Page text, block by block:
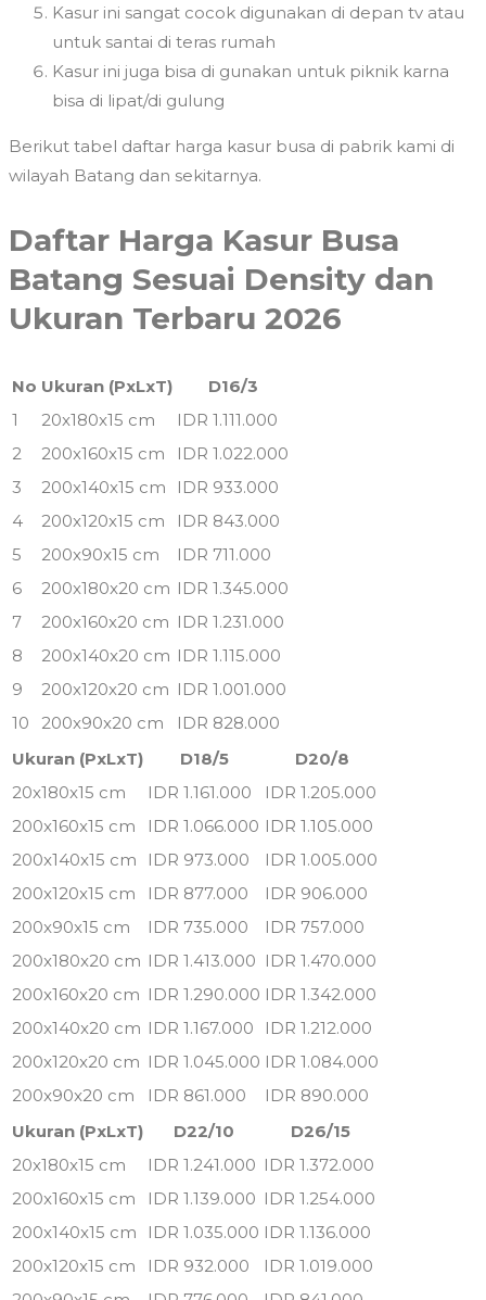
Kasur ini sangat cocok digunakan di depan tv atau
untuk santai di teras rumah
Kasur ini juga bisa di gunakan untuk piknik karna
bisa di lipat/di gulung
Berikut tabel daftar harga kasur busa di pabrik kami di
wilayah Batang dan sekitarnya.
Daftar Harga Kasur Busa
Batang Sesuai Density dan
Ukuran Terbaru 2026
No Ukuran (PxLxT)
D16/3
1
20x180x15 cm
IDR 1.111.000
2
200x160x15 cm
IDR 1.022.000
3
200x140x15 cm
IDR 933.000
4
200x120x15 cm
IDR 843.000
5
200x90x15 cm
IDR 711.000
6
200x180x20 cm IDR 1.345.000
7
200x160x20 cm IDR 1.231.000
8
200x140x20 cm IDR 1.115.000
9
200x120x20 cm IDR 1.001.000
10
200x90x20 cm
IDR 828.000
Ukuran (PxLxT)
D18/5
D20/8
20x180x15 cm
IDR 1.161.000
IDR 1.205.000
200x160x15 cm
IDR 1.066.000 IDR 1.105.000
200x140x15 cm
IDR 973.000
IDR 1.005.000
200x120x15 cm
IDR 877.000
IDR 906.000
200x90x15 cm
IDR 735.000
IDR 757.000
200x180x20 cm IDR 1.413.000 IDR 1.470.000
200x160x20 cm IDR 1.290.000 IDR 1.342.000
200x140x20 cm IDR 1.167.000
IDR 1.212.000
200x120x20 cm IDR 1.045.000 IDR 1.084.000
200x90x20 cm
IDR 861.000
IDR 890.000
Ukuran (PxLxT)
D22/10
D26/15
20x180x15 cm
IDR 1.241.000 IDR 1.372.000
200x160x15 cm
IDR 1.139.000 IDR 1.254.000
200x140x15 cm
IDR 1.035.000 IDR 1.136.000
200x120x15 cm
IDR 932.000
IDR 1.019.000